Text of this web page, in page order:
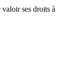
ses droits à